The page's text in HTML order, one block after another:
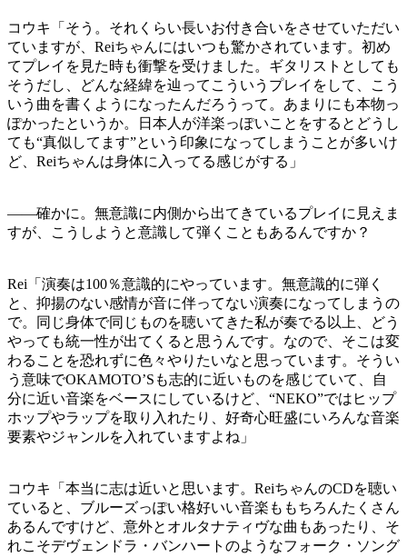
コウキ「そう。それくらい長いお付き合いをさせていただい
ていますが、Reiちゃんにはいつも驚かされています。初め
てプレイを見た時も衝撃を受けました。ギタリストとしても
そうだし、どんな経緯を辿ってこういうプレイをして、こう
いう曲を書くようになったんだろうって。あまりにも本物っ
ぽかったというか。日本人が洋楽っぽいことをするとどうし
ても“真似してます”という印象になってしまうことが多いけ
ど、Reiちゃんは身体に入ってる感じがする」
——確かに。無意識に内側から出てきているプレイに見えま
すが、こうしようと意識して弾くこともあるんですか？
Rei「演奏は100％意識的にやっています。無意識的に弾く
と、抑揚のない感情が音に伴ってない演奏になってしまうの
で。同じ身体で同じものを聴いてきた私が奏でる以上、どう
やっても統一性が出てくると思うんです。なので、そこは変
わることを恐れずに色々やりたいなと思っています。そうい
う意味でOKAMOTO’Sも志的に近いものを感じていて、自
分に近い音楽をベースにしているけど、“NEKO”ではヒップ
ホップやラップを取り入れたり、好奇心旺盛にいろんな音楽
要素やジャンルを入れていますよね」
コウキ「本当に志は近いと思います。ReiちゃんのCDを聴い
ていると、ブルーズっぽい格好いい音楽ももちろんたくさん
あるんですけど、意外とオルタナティヴな曲もあったり、そ
れこそデヴェンドラ・バンハートのようなフォーク・ソング